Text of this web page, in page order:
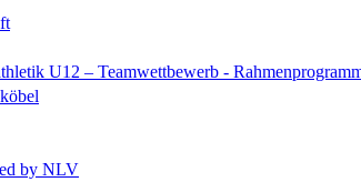
U12 – Teamwettbewerb -
by NLV